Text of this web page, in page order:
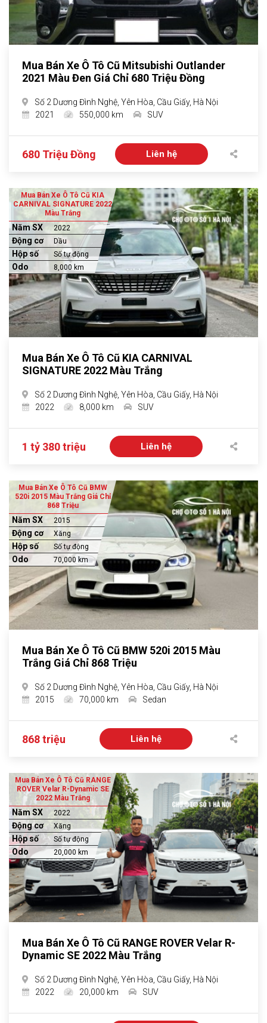
Mua Bán Xe Ô Tô Cũ Mitsubishi Outlander
2021 Màu Đen Giá Chỉ 680 Triệu Đồng
Số 2 Dương Đình Nghệ, Yên Hòa, Cầu Giấy, Hà Nội
2021
550,000 km SUV
680 Triệu Đồng Liên hệ
Mua Bán Xe Ô Tô Cũ KIA
CARNIVAL SIGNATURE 2022
Màu Trắng
Năm SX 2022
Động cơ Dầu
Hộp số Số tự động
Odo 8,000 km
Mua Bán Xe Ô Tô Cũ KIA CARNIVAL
SIGNATURE 2022 Màu Trắng
Số 2 Dương Đình Nghệ, Yên Hòa, Cầu Giấy, Hà Nội
2022
8,000 km SUV
1 tỷ 380 triệu Liên hệ
Mua Bán Xe Ô Tô Cũ BMW
520i 2015 Màu Trắng Giá Chỉ
868 Triệu
Năm SX 2015
Động cơ Xăng
Hộp số Số tự động
Odo 70,000 km
Mua Bán Xe Ô Tô Cũ BMW 520i 2015 Màu
Trắng Giá Chỉ 868 Triệu
Số 2 Dương Đình Nghệ, Yên Hòa, Cầu Giấy, Hà Nội
2015
70,000 km Sedan
868 triệu Liên hệ
Mua Bán Xe Ô Tô Cũ RANGE
ROVER Velar R-Dynamic SE
2022 Màu Trắng
Năm SX 2022
Động cơ Xăng
Hộp số Số tự động
Odo 20,000 km
Mua Bán Xe Ô Tô Cũ RANGE ROVER Velar R-
Dynamic SE 2022 Màu Trắng
Số 2 Dương Đình Nghệ, Yên Hòa, Cầu Giấy, Hà Nội
2022
20,000 km SUV